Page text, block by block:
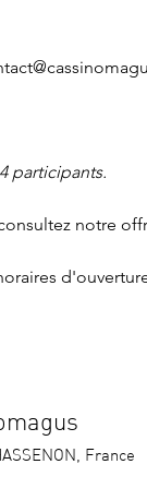
participants.
notre
France